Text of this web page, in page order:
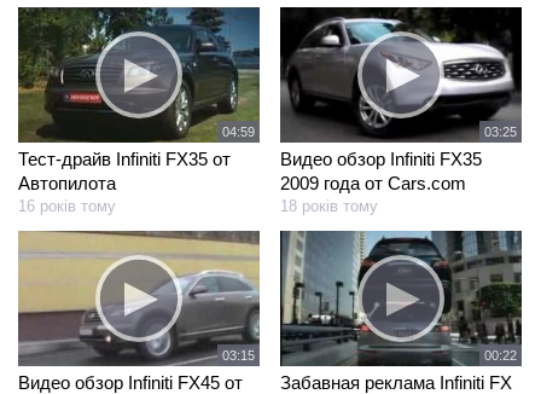
04:59
Тест-драйв Infiniti FX35 от
Автопилота
16 років тому
03:25
Видео обзор Infiniti FX35
2009 года от Cars.com
18 років тому
03:15
Видео обзор Infiniti FX45 от
00:22
Забавная реклама Infiniti FX